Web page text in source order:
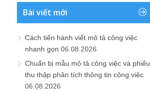
Bài viết mới
Cách tiến hành viết mô tả công việc
nhanh gọn 06.08.2026
Chuẩn bị mẫu mô tả công việc và phiếu
thu thập phân tích thông tin công việc
06.08.2026